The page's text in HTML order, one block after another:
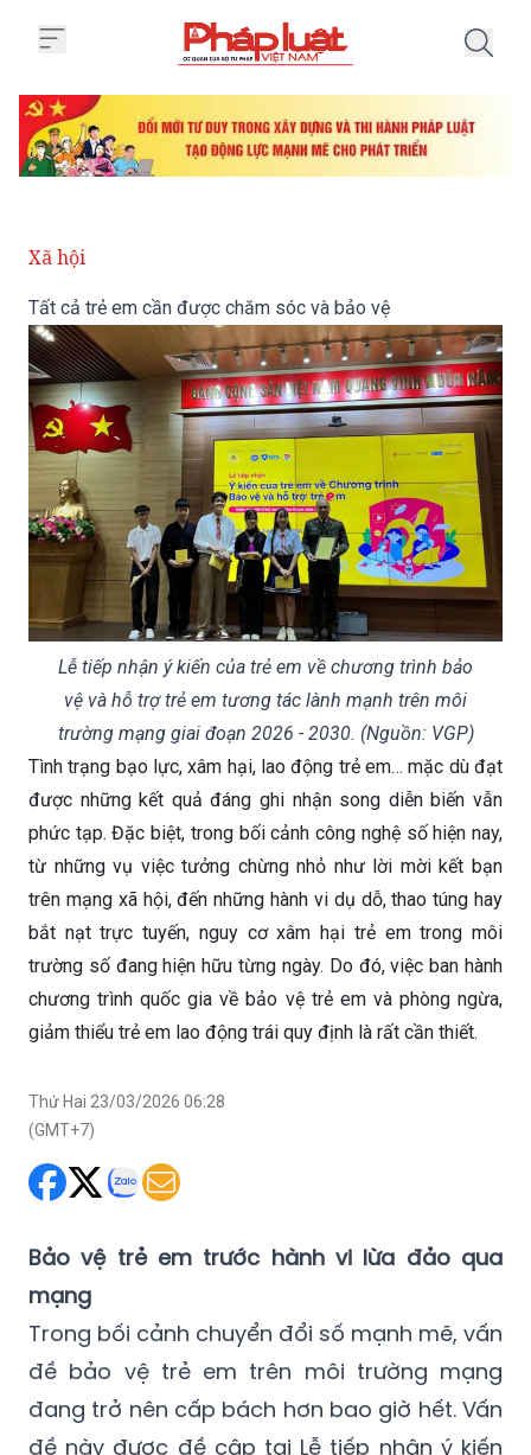
Xã hội
Tất cả trẻ em cần được chăm sóc và bảo vệ
Lễ tiếp nhận ý kiến của trẻ em về chương trình bảo
vệ và hỗ trợ trẻ em tương tác lành mạnh trên môi
trường mạng giai đoạn 2026 - 2030. (Nguồn: VGP)
Tình trạng bạo lực, xâm hại, lao động trẻ em… mặc dù đạt
được những kết quả đáng ghi nhận song diễn biến vẫn
phức tạp. Đặc biệt, trong bối cảnh công nghệ số hiện nay,
từ những vụ việc tưởng chừng nhỏ như lời mời kết bạn
trên mạng xã hội, đến những hành vi dụ dỗ, thao túng hay
bắt nạt trực tuyến, nguy cơ xâm hại trẻ em trong môi
trường số đang hiện hữu từng ngày. Do đó, việc ban hành
chương trình quốc gia về bảo vệ trẻ em và phòng ngừa,
giảm thiểu trẻ em lao động trái quy định là rất cần thiết.
Thứ Hai 23/03/2026 06:28
(GMT+7)
Bảo vệ trẻ em trước hành vi lừa đảo qua
mạng
Trong bối cảnh chuyển đổi số mạnh mẽ, vấn
đề bảo vệ trẻ em trên môi trường mạng
đang trở nên cấp bách hơn bao giờ hết. Vấn
đề này được đề cập tại Lễ tiếp nhận ý kiến